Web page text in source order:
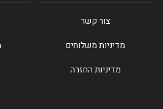
צור קשר
מדיניות משלוחים
מדיניות החזרה